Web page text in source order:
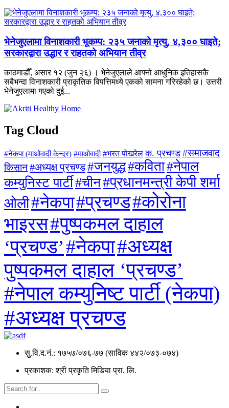
भेनेजुएलामा विनाशकारी भूकम्प: २३५ जनाको मृत्यु, ४,३०० घाइते;
सरकारद्वारा उद्धार र राहतको अभियान तीव्र
काठमाडौँ, असार १२ (जुन २६) । भेनेजुएलाले आफ्नो आधुनिक इतिहासकै
सबैभन्दा विनाशकारी प्राकृतिक विपत्तिमध्ये एकको सामना गरिरहेको छ। उत्तरी
भेनेजुएलामा गएको दुई...
Tag Cloud
#नेकपा (माओवादी केन्द्र) #माओवादी #भरत पोखरेल क. प्रचण्ड #समाजवाद
किसान#अध्यक्ष प्रचण्ड#जनयुद्ध#कविता#नेपाल
कम्युनिस्ट पार्टी#चीन#प्रधानमन्त्री केपी शर्मा
ओली#नेकपा#प्रचण्ड#कोरोना
भाइरस#पुष्पकमल दाहाल
‘प्रचण्ड’#नेकपा#अध्यक्ष
पुष्पकमल दाहाल ‘प्रचण्ड’
#नेपाल कम्युनिष्ट पार्टी (नेकपा)
#अध्यक्ष प्रचण्ड
सु.वि.द.नं.: १७५७/०७६-७७ (साविक ४४२/०७३-०७४)
प्रकाशक: श्री प्रकृति मिडिया प्रा. लि.